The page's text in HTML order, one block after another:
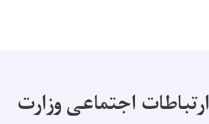
ارتباطات اجتماعی وزارت